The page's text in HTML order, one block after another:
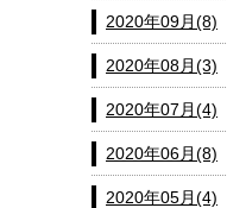
2020年09月(8)
2020年08月(3)
2020年07月(4)
2020年06月(8)
2020年05月(4)